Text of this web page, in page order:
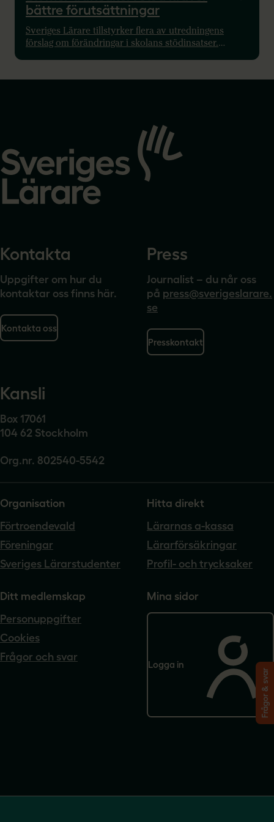
bättre förutsättningar
Sveriges Lärare tillstyrker flera av utredningens
förslag om förändringar i skolans stödinsatser.
likvärdigt stöd kräver tydligare reglering av
startsidan
Kontakta
Uppgifter om hur du
kontaktar oss finns här.
Kontakta oss
Press
Journalist – du når oss
på press@sverigeslarare.
se
Presskontakt
Kansli
Box 17061
104 62 Stockholm
Org.nr. 802540-5542
Organisation
Förtroendevald
Föreningar
Sveriges Lärarstudenter
Hitta direkt
Lärarnas a-kassa
Lärarförsäkringar
Profil- och trycksaker
Ditt medlemskap
Personuppgifter
Cookies
Frågor och svar
Mina sidor
Logga in
Frågor & svar